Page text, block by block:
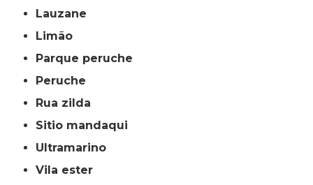
lauzane
limão
parque peruche
peruche
rua zilda
sitio mandaqui
ultramarino
vila ester